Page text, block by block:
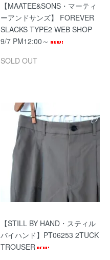
【MAATEE&SONS・マーティ
ーアンドサンズ】 FOREVER
SLACKS TYPE2 WEB SHOP
9/7 PM12:00～
SOLD OUT
【STILL BY HAND・スティル
バイハンド】PT06253 2TUCK
TROUSER